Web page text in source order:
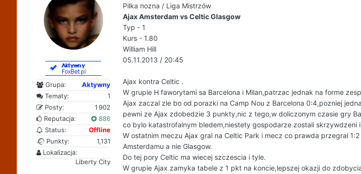
Grupa:
Aktywny
Tematy:
1
Posty:
1 902
Reputacja:
886
Status:
Offline
Punkty:
1,131
Lokalizacja:
Liberty City
Pilka nozna / Liga Mistrzów
Ajax Amsterdam vs Celtic Glasgow
Typ - 1
Kurs - 1.80
William Hill
05.11.2013 / 20:45
Ajax kontra Celtic .
W grupie H faworytami sa Barcelona i Milan,patrzac jednak na forme
Ajax zaczal zle bo od porazki na Camp Nou z Barcelona 0:4,pozniej
pewni ze Ajax zdobedzie 3 punkty,nic z tego,w doliczonym czasie gry
co bylo katastrofalnym bledem,niestety gospodarze zostali skrzywdzeni
W ostatnim meczu Ajax gral na Celtic Park i mecz co prawda przegral
Amsterdamu a nie Glasgow.
Do tej pory Celtic ma wiecej szczescia i tyle.
W grupie Ajax zamyka tabele z 1 pkt na koncie,lepszej okazji do